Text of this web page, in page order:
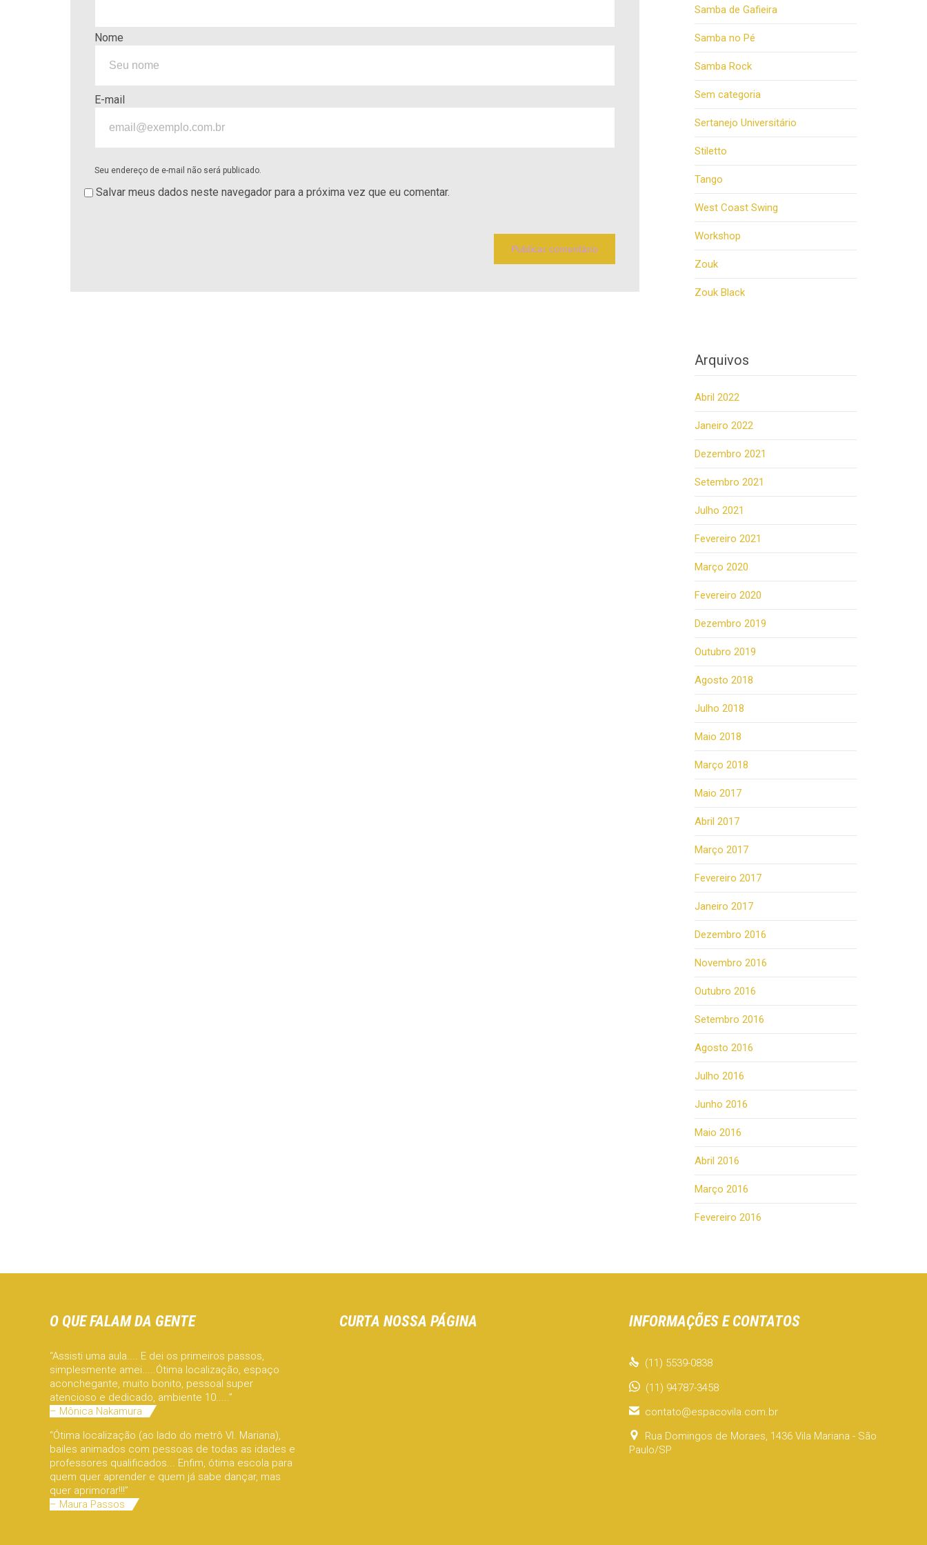
Nome
E-mail
Seu endereço de e-mail não será publicado.
Salvar meus dados neste navegador para a próxima vez que eu comentar.
Samba de Gafieira
Samba no Pé
Samba Rock
Sem categoria
Sertanejo Universitário
Stiletto
Tango
West Coast Swing
Workshop
Zouk
Zouk Black
Arquivos
Abril 2022
Janeiro 2022
Dezembro 2021
Setembro 2021
Julho 2021
Fevereiro 2021
Março 2020
Fevereiro 2020
Dezembro 2019
Outubro 2019
Agosto 2018
Julho 2018
Maio 2018
Março 2018
Maio 2017
Abril 2017
Março 2017
Fevereiro 2017
Janeiro 2017
Dezembro 2016
Novembro 2016
Outubro 2016
Setembro 2016
Agosto 2016
Julho 2016
Junho 2016
Maio 2016
Abril 2016
Março 2016
Fevereiro 2016
O QUE FALAM DA GENTE
“Assisti uma aula.... E dei os primeiros passos,
simplesmente amei.....Ótima localização, espaço
aconchegante, muito bonito, pessoal super
atencioso e dedicado, ambiente 10.....”
– Mônica Nakamura
“Ótima localização (ao lado do metrô Vl. Mariana),
bailes animados com pessoas de todas as idades e
professores qualificados... Enfim, ótima escola para
quem quer aprender e quem já sabe dançar, mas
quer aprimorar!!!”
– Maura Passos
CURTA NOSSA PÁGINA INFORMAÇÕES E CONTATOS
 (11) 5539-0838
(11) 94787-3458
 contato@espacovila.com.br

Rua Domingos de Moraes, 1436 Vila Mariana - São
Paulo/SP